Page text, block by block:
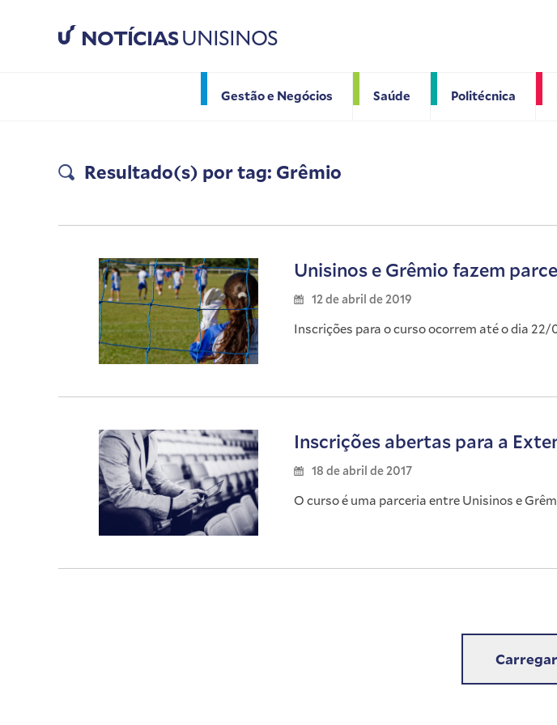
NOTÍCIASUNISINOS
Gestão e Negócios Saúde Politécnica
Resultado(s) por tag: Grêmio
Unisinos e Grêmio fazem
12 de abril de 2019
Inscrições para o curso ocorrem até o dia 22/
Inscrições abertas para a
18 de abril de 2017
O curso é uma parceria entre Unisinos e